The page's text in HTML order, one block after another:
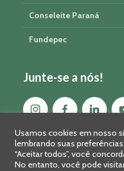
Conseleite Paraná
Fundepec
Junte-se a nós!
Usamos cookies em nosso
lembrando suas
“Aceitar todos”, você
No entanto, você pode